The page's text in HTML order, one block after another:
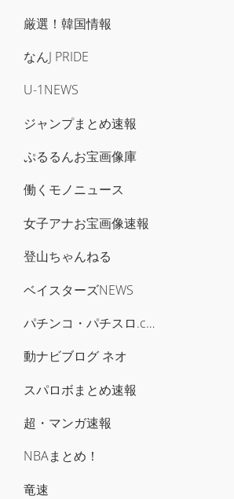
厳選！韓国情報
なんJ PRIDE
U-1NEWS
ジャンプまとめ速報
ぷるるんお宝画像庫
働くモノニュース
女子アナお宝画像速報
登山ちゃんねる
ベイスターズNEWS
パチンコ・パチスロ.com
動ナビブログ ネオ
スパロボまとめ速報
超・マンガ速報
NBAまとめ！
竜速